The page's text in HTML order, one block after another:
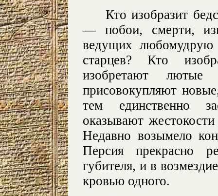
Кто изобразит
— побои, смерти,
ведущих
старцев? Кто
изобретают лютые
присовокупляют
тем единственно
оказывают
Недавно возымело
Персия прекрасно
губителя, и в
кровью одного.